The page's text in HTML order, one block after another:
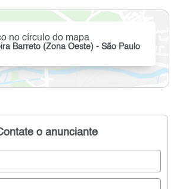
no círculo do mapa
Barreto (Zona Oeste) - São Paulo
o anunciante